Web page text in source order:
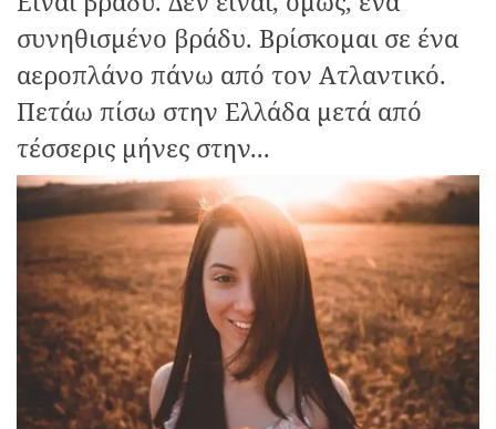
συνηθισμένο βράδυ. Βρίσκομαι σε ένα
αεροπλάνο πάνω από τον Ατλαντικό.
Πετάω πίσω στην Ελλάδα μετά από
τέσσερις μήνες στην...